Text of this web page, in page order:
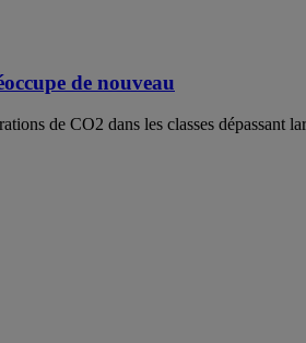
de nouveau
de CO2 dans les classes dépassant